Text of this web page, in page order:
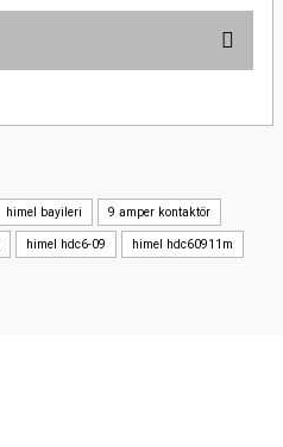
formunu kullanarak tarafımıza
görüntülenemiyor.
bulunuyor.
himel bayileri 9 amper kontaktör
himel hdc6-09 himel hdc60911m